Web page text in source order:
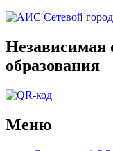
Независимая
образования
Меню